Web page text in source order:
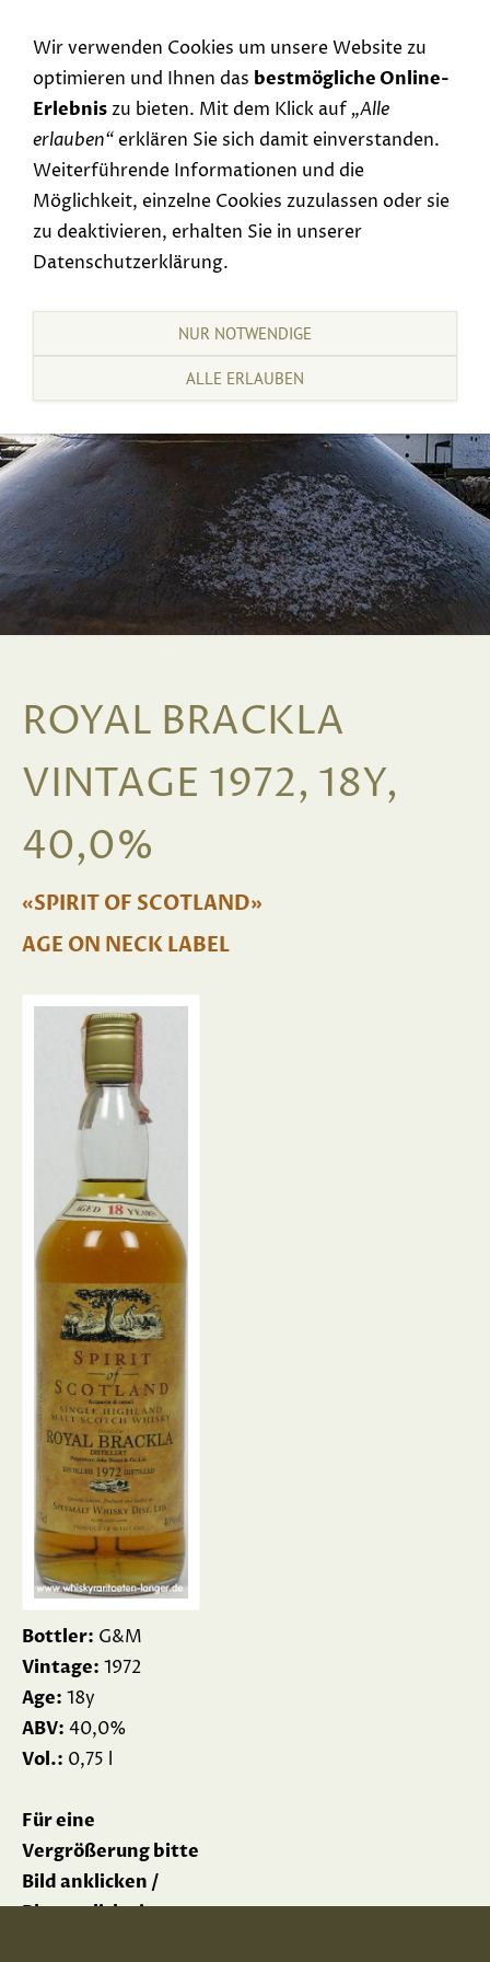
ROYAL BRACKLA
VINTAGE 1972, 18Y,
40,0%
«SPIRIT OF SCOTLAND»
AGE ON NECK LABEL
Bottler: G&M
Vintage: 1972
Age: 18y
ABV: 40,0%
Vol.: 0,75 l
Für eine
Vergrößerung bitte
Bild anklicken /
Please click picture
Wir verwenden Cookies um unsere Website zu
optimieren und Ihnen das bestmögliche Online-
Erlebniszu bieten. Mit dem Klick auf „Alle
erlauben“erklären Sie sich damit einverstanden.
Weiterführende Informationen und die
Möglichkeit, einzelne Cookies zuzulassen oder sie
zu deaktivieren, erhalten Sie in unserer
Datenschutzerklärung.
NUR NOTWENDIGE
ALLE ERLAUBEN